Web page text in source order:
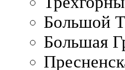
Большой
Большая